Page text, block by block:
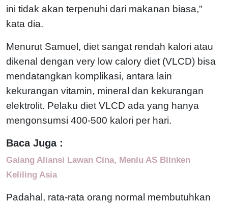
ini tidak akan terpenuhi dari makanan biasa,"
kata dia.
Menurut Samuel, diet sangat rendah kalori atau
dikenal dengan very low calory diet (VLCD) bisa
mendatangkan komplikasi, antara lain
kekurangan vitamin, mineral dan kekurangan
elektrolit. Pelaku diet VLCD ada yang hanya
mengonsumsi 400-500 kalori per hari.
Baca Juga :
Galang Aliansi Lawan Cina, Menlu AS Blinken
Keliling Asia
Padahal, rata-rata orang normal membutuhkan